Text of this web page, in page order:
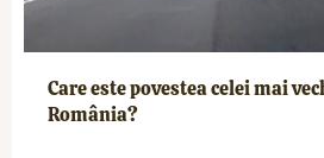
Care este povestea celei mai
România?